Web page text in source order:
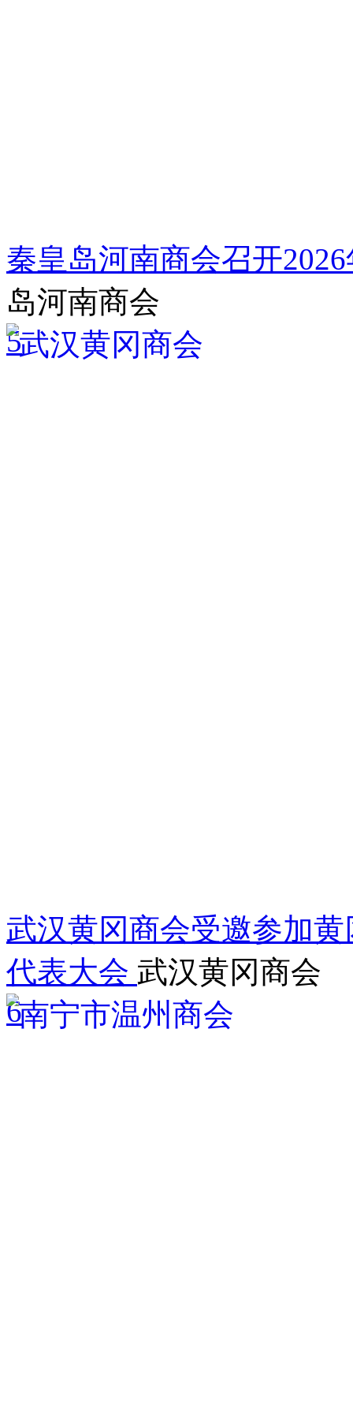
秦皇岛河南商会召开
岛河南商会
5
武汉黄冈商会受邀参加
代表大会 武汉黄冈商会
6